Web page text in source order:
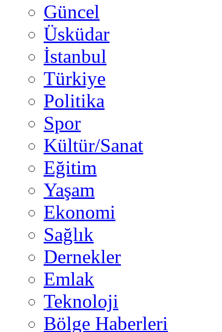
Güncel
Üsküdar
İstanbul
Türkiye
Politika
Spor
Kültür/Sanat
Eğitim
Yaşam
Ekonomi
Sağlık
Dernekler
Emlak
Teknoloji
Bölge Haberleri